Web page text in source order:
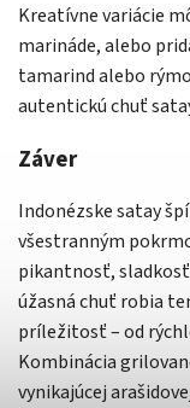
Kreatívne variácie
marináde, alebo
tamarind alebo
autentickú chuť
Záver
Indonézske satay
všestranným
pikantnosť, sladkosť
úžasná chuť robia
príležitosť – od
Kombinácia
vynikajúcej